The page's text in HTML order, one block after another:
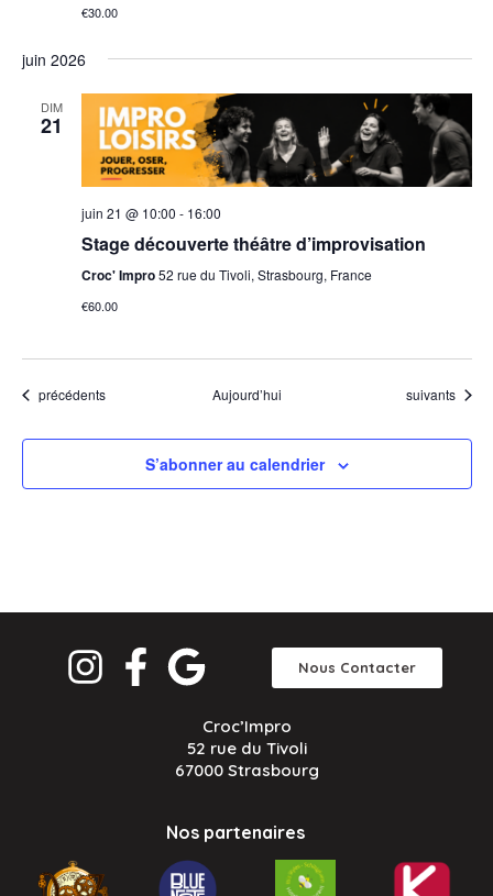
€30.00
juin 2026
DIM
21
juin 21 @ 10:00 - 16:00
Stage découverte théâtre d’improvisation
Croc' Impro52 rue du Tivoli, Strasbourg, France
€60.00
Évènements
précédents Aujourd’hui Évènements
suivants
S’abonner au calendrier
Croc’Impro
52 rue du Tivoli
67000 Strasbourg
Nous Contacter
Nos partenaires